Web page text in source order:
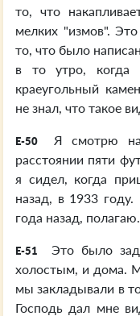
то, что
мелких "измов".
то, что было
в то утро, когда
краеугольный
не знал, что такое
E-50
Я смотрю
расстоянии пяти
я сидел, когда
назад, в 1933
года назад,
E-51
Это было
холостым, и дома.
мы закладывали в
Господь дал мне